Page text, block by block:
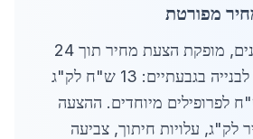
לאחר קבלת הנתונים, מופקת הצעת מחיר תוך 24
שעות. עלות ברזל לבנייה בגבעתיים: 13 ש"ח לק"ג
מבני, 15 ש"ח לפרופילים מיוחדים. ההצעה
לק"ג, עלויות חיתוך, צביעה